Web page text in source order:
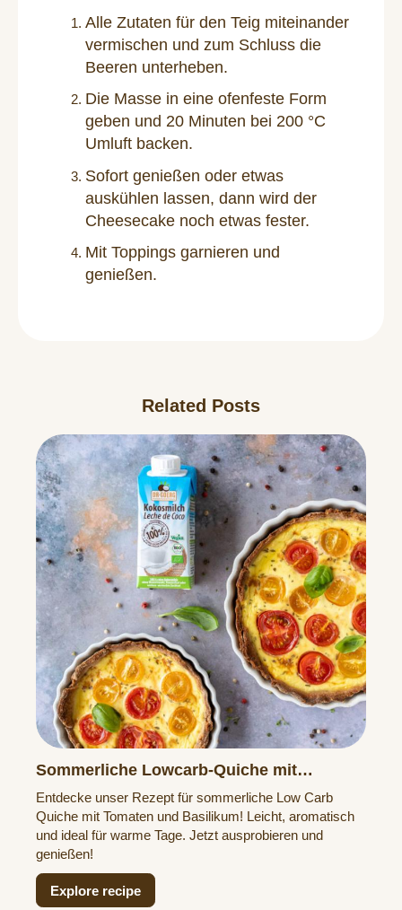
Alle Zutaten für den Teig miteinander
vermischen und zum Schluss die
Beeren unterheben.
Die Masse in eine ofenfeste Form
geben und 20 Minuten bei 200 °C
Umluft backen.
Sofort genießen oder etwas
auskühlen lassen, dann wird der
Cheesecake noch etwas fester.
Mit Toppings garnieren und
genießen.
Related Posts
Sommerliche Lowcarb-Quiche mit
Entdecke unser Rezept für sommerliche Low Carb
Quiche mit Tomaten und Basilikum! Leicht, aromatisch
und ideal für warme Tage. Jetzt ausprobieren und
genießen!
Explore recipe